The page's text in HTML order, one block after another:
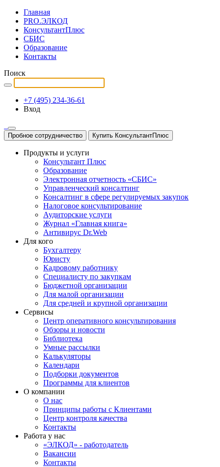
Главная
PRO.ЭЛКОД
КонсультантПлюс
СБИС
Образование
Контакты
Поиск
+7 (495) 234-36-61
Вход
Пробное сотрудничество Купить КонсультантПлюс
Продукты и услуги
Консультант Плюс
Образование
Электронная отчетность «СБИС»
Управленческий консалтинг
Консалтинг в сфере регулируемых закупок
Налоговое консультирование
Аудиторские услуги
Журнал «Главная книга»
Антивирус Dr.Web
Для кого
Бухгалтеру
Юристу
Кадровому работнику
Специалисту по закупкам
Бюджетной организации
Для малой организации
Для средней и крупной организации
Сервисы
Центр оперативного консультирования
Обзоры и новости
Библиотека
Умные рассылки
Калькуляторы
Календари
Подборки документов
Программы для клиентов
О компании
О нас
Принципы работы с Клиентами
Центр контроля качества
Контакты
Работа у нас
«ЭЛКОД» - работодатель
Вакансии
Контакты